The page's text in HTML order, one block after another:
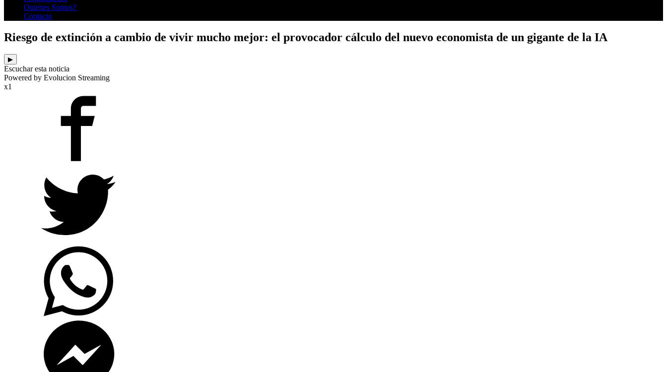
Quienes Somos?
Contacto
Riesgo de extinción a cambio de vivir mucho mejor: el provocador cálculo del nuevo economista de un gigante de la IA
▶
Escuchar esta noticia
Powered by Evolucion Streaming
x1